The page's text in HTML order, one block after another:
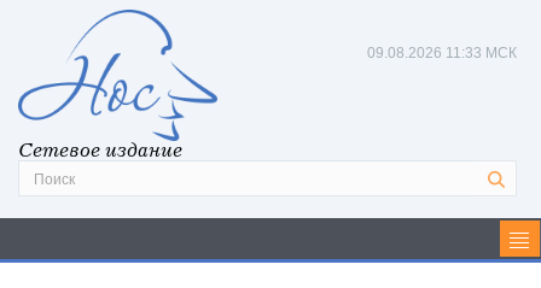
Сетевое издание
09.08.2026 11:33 МСК